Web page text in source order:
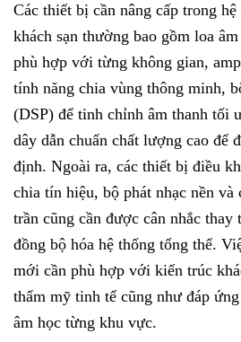
Các thiết bị cần nâng cấp trong
khách sạn thường bao gồm loa
phù hợp với từng không gian,
tính năng chia vùng thông minh,
(DSP) để tinh chỉnh âm thanh tối
dây dẫn chuẩn chất lượng cao để
định. Ngoài ra, các thiết bị điều
chia tín hiệu, bộ phát nhạc nền và
trần cũng cần được cân nhắc thay
đồng bộ hóa hệ thống tổng thể.
mới cần phù hợp với kiến trúc
thẩm mỹ tinh tế cũng như đáp
âm học từng khu vực.